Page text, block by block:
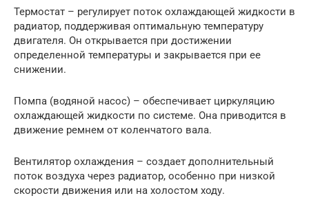
Термостат – регулирует поток охлаждающей жидкости в
радиатор, поддерживая оптимальную температуру
двигателя. Он открывается при достижении
определенной температуры и закрывается при ее
снижении.
Помпа (водяной насос) – обеспечивает циркуляцию
охлаждающей жидкости по системе. Она приводится в
движение ремнем от коленчатого вала.
Вентилятор охлаждения – создает дополнительный
поток воздуха через радиатор, особенно при низкой
скорости движения или на холостом ходу.